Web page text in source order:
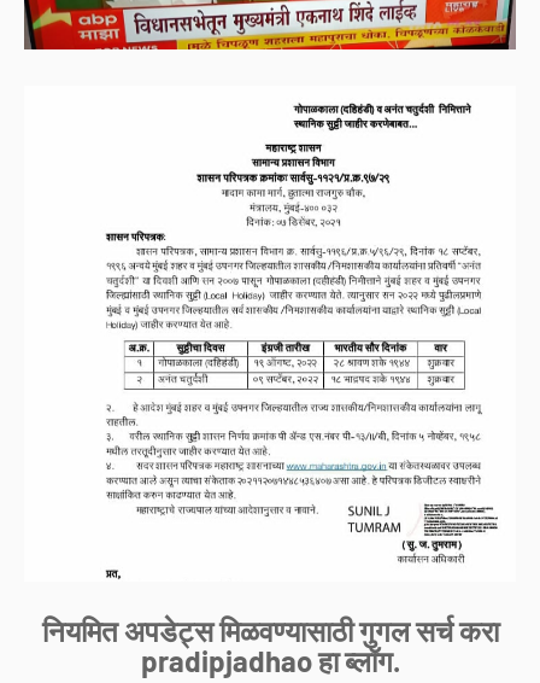
नियमित अपडेट्स मिळवण्यासाठी गुगल सर्च करा
pradipjadhao हा ब्लॉग.